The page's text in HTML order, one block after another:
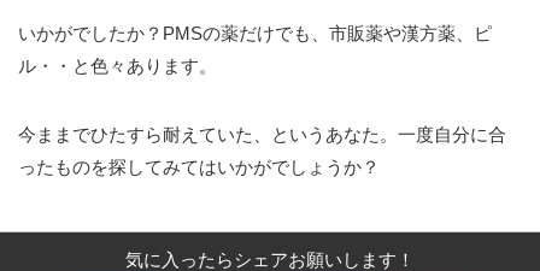
いかがでしたか？PMSの薬だけでも、市販薬や漢方薬、ピ
ル・・と色々あります。
今ままでひたすら耐えていた、というあなた。一度自分に合
ったものを探してみてはいかがでしょうか？
気に入ったらシェアお願いします！